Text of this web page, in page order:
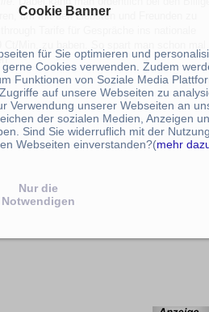
um mit den Liebsten und Freunden zu
Tarife für Gespräche ins nationale
Ct/Min. zu haben. So spart man schon mal
Cookie Banner
für Sie optimieren und
Cookies verwenden. Zudem
Funktionen von Soziale Media
auf unsere Webseiten zu
Verwendung unserer Webseiten an
der sozialen Medien, Anzeigen
Sind Sie widerruflich mit der
Webseiten einverstanden?(mehr
Nur die
Notwendigen